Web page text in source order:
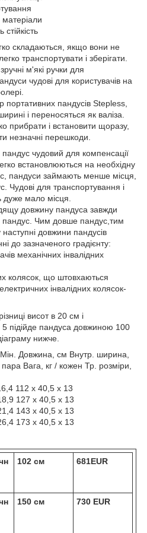
матеріали
складаються, якщо вони не
транспортувати і зберігати.
м'які ручки для
чудові для користувачів на
портативних пандусів Stepless,
і переносяться як валіза.
прибрати і встановити щоразу,
незначні перешкоди.
чудовий для компенсації
встановлюються на необхідну
пандуси займають менше місця,
Чудові для транспортування і
дуже мало місця.
довжину пандуса завжди
пандус. Чим довше пандус,тим
довжини пандусів
до зазначеного градієнту:
механічних інвалідних
колясок, що штовхаються
інвалідних колясок-
висот в 20 см і
5 підійде пандуса довжиною 100
нижче.
Довжина, см Внутр. ширина,
Вага, кг / кожен Тр. розміри,
112 x 40,5 x 13
127 x 40,5 x 13
143 x 40,5 x 13
173 x 40,5 x 13
102 см 681EUR
150 см 730 EUR